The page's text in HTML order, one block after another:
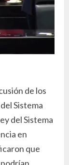
de los
Sistema
del Sistema
en
que